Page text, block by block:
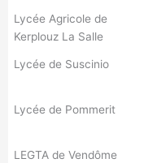
Lycée Agricole de
Kerplouz La Salle
Lycée de Suscinio
Lycée de Pommerit
LEGTA de Vendôme